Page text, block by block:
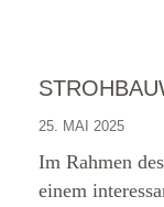
25. MAI 2025
Im Rahmen
einem